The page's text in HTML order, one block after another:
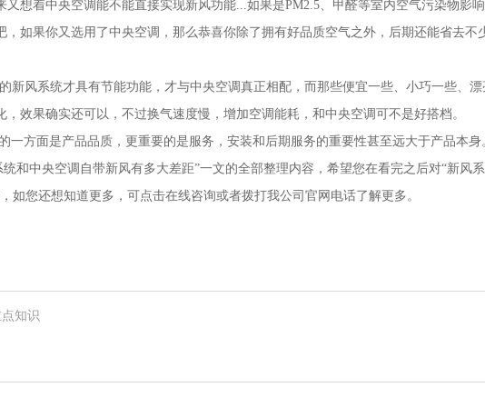
想着中央空调能不能直接实现新风功能...如果是PM2.5、甲醛等室内空气污染物影
如果你又选用了中央空调，那么恭喜你除了拥有好品质空气之外，后期还能省去不
新风系统才具有节能功能，才与中央空调真正相配，而那些便宜一些、小巧一些、漂
效果确实还可以，不过换气速度慢，增加空调能耗，和中央空调可不是好搭档。
一方面是产品品质，更重要的是服务，安装和后期服务的重要性甚至远大于产品本身
和中央空调自带新风有多大差距”一文的全部整理内容，希望您在看完之后对“新风
如您还想知道更多，可点击在线咨询或者拨打我公司官网电话了解更多。
知识